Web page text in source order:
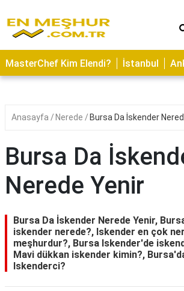
ASTROLOJİ
SAĞLIK
YERLER
BAKIMI
KAMP
ALANLARI
HAMİLELİK
MasterChef Kim Elendi? İstanbul
Anasayfa Nerede Bursa Da İskender
Bursa Da
Nerede Yenir
Bursa Da İskender Nerede Yenir,
iskender nerede?, Iskender en çok
meşhurdur?, Bursa Iskender'de
Mavi dükkan iskender kimin?,
Iskenderci?